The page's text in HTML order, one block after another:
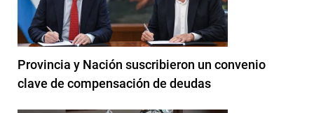
Provincia y Nación suscribieron un convenio
clave de compensación de deudas